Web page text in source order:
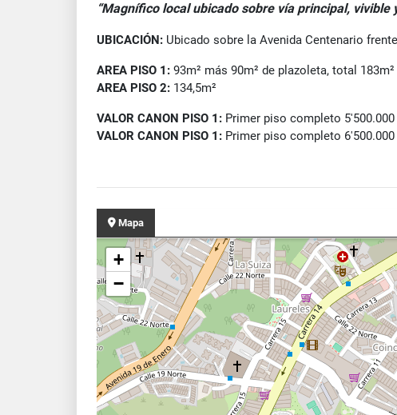
“Magnífico local ubicado sobre vía principal,
UBICACIÓN: Ubicado sobre la Avenida Centenario
AREA PISO 1: 93m² más 90m² de plazoleta, total 183m²
AREA PISO 2: 134,5m²
VALOR CANON PISO 1: Primer piso completo
VALOR CANON PISO 1: Primer piso completo
Mapa
+
−